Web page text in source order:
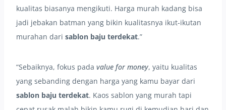
kualitas biasanya mengikuti. Harga murah kadang bisa
jadi jebakan batman yang bikin kualitasnya ikut-ikutan
murahan dari sablon baju terdekat.”
“Sebaiknya, fokus pada value for money, yaitu kualitas
yang sebanding dengan harga yang kamu bayar dari
sablon baju terdekat. Kaos sablon yang murah tapi